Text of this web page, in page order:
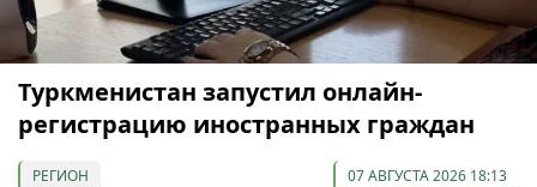
Туркменистан запустил онлайн-
регистрацию иностранных граждан
РЕГИОН 07 АВГУСТА 2026 18:13